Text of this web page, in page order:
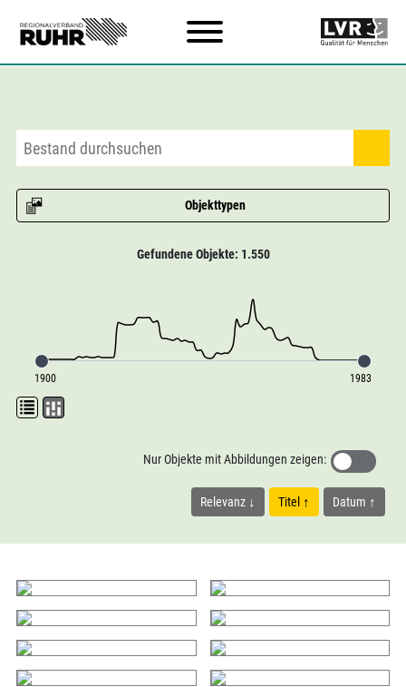
Objekttypen
Gefundene Objekte: 1.550
1900 1983
Relevanz Titel Datum
Nur Objekte mit Abbildungen zeigen: